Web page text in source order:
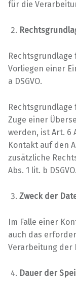
für die
Vorliegen einer
a DSGVO.
Zuge einer
werden, ist Art. 6
Kontakt auf den
zusätzliche
Abs. 1 lit. b DSGVO.
Zweck der
Im Falle einer
auch das
Verarbeitung der
Dauer der